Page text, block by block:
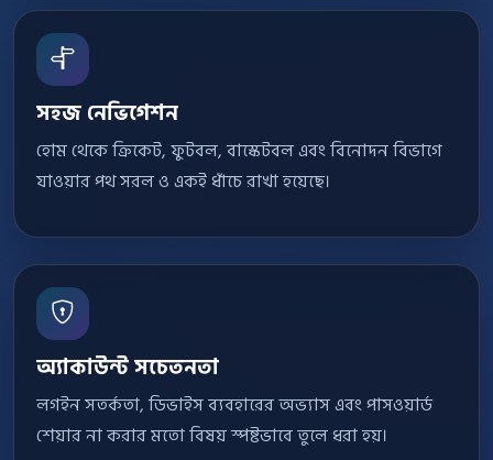
সহজ নেভিগেশন
হোম থেকে ক্রিকেট, ফুটবল, বাস্কেটবল এবং বিনোদন বিভাগে
যাওয়ার পথ সরল ও একই ধাঁচে রাখা হয়েছে।
অ্যাকাউন্ট সচেতনতা
লগইন সতর্কতা, ডিভাইস ব্যবহারের অভ্যাস এবং পাসওয়ার্ড
শেয়ার না করার মতো বিষয় স্পষ্টভাবে তুলে ধরা হয়।